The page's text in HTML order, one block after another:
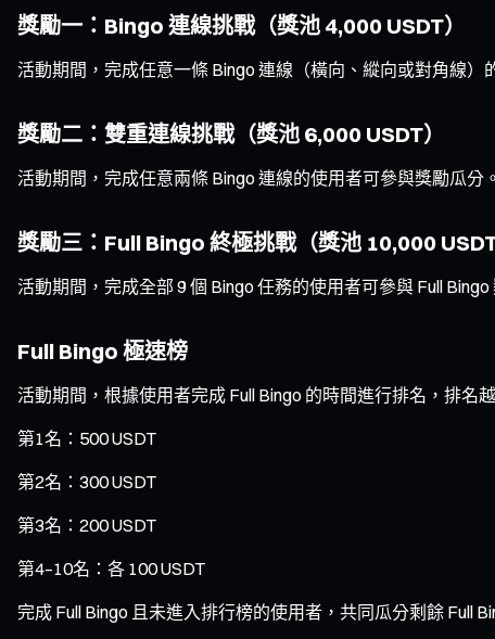
獎勵一：Bingo 連線挑戰（獎池 4,000 USDT）
活動期間，完成任意一條 Bingo 連線（橫向、縱向或對角線）
獎勵二：雙重連線挑戰（獎池 6,000 USDT）
活動期間，完成任意兩條 Bingo 連線的使用者可參與獎勵瓜分。
獎勵三：Full Bingo 終極挑戰（獎池 10,000 USDT
活動期間，完成全部 9 個 Bingo 任務的使用者可參與 Full Bingo
Full Bingo 極速榜
活動期間，根據使用者完成 Full Bingo 的時間進行排名，排名
第1名：500 USDT
第2名：300 USDT
第3名：200 USDT
第4–10名：各 100 USDT
完成 Full Bingo 且未進入排行榜的使用者，共同瓜分剩餘 Full